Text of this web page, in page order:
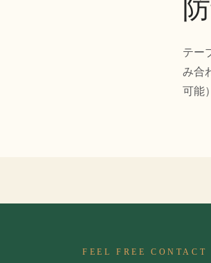
テー
み合
可能）
FEEL FREE CONTACT